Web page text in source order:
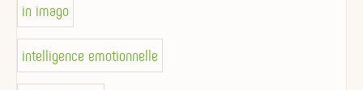
in imago
intelligence emotionnelle